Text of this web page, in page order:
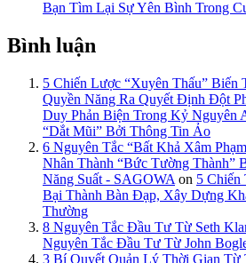
Bạn Tìm Lại Sự Yên Bình Trong
Bình luận
5 Chiến Lược “Xuyên Thấu” Biến
Quyền Năng Ra Quyết Định Đột
Duy Phản Biện Trong Kỷ Nguyên
“Dắt Mũi” Bởi Thông Tin Ảo
6 Nguyên Tắc “Bất Khả Xâm
Nhân Thành “Bức Tường Thành”
Năng Suất - SAGOWA on 5 Chiến
Bại Thành Bàn Đạp, Xây Dựng
Thường
8 Nguyên Tắc Đầu Tư Từ Seth
Nguyên Tắc Đầu Tư Từ John
3 Bí Quyết Quản Lý Thời Gian Từ